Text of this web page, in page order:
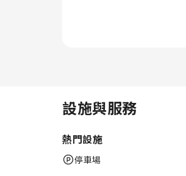
設施與服務
熱門設施
停車場